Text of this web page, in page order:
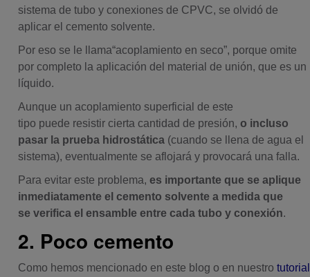
sistema de tubo y conexiones de CPVC, se olvidó de
aplicar el cemento solvente.
Por eso se le llama“acoplamiento en seco”, porque omite
por completo la aplicación del material de unión, que es un
líquido.
Aunque un acoplamiento superficial de este
tipo puede resistir cierta cantidad de presión,o incluso
pasar la prueba hidrostática (cuando se llena de agua el
sistema), eventualmente se aflojará y provocará una falla.
Para evitar este problema,es importante que se aplique
inmediatamente el cemento solvente a medida que
se verifica el ensamble entre cada tubo y conexión.
2. Poco cemento
Como hemos mencionado en este blogo en nuestro tutorial